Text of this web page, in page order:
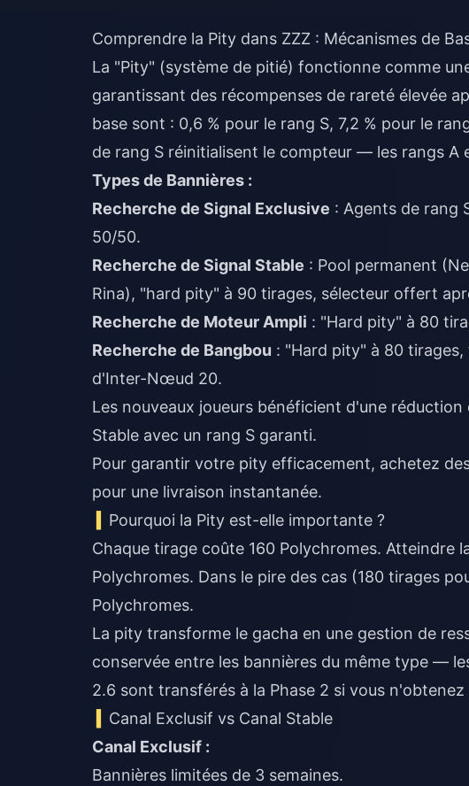
Comprendre la Pity dans ZZZ : Mécanismes de
La "Pity" (système de pitié) fonctionne comme
garantissant des récompenses de rareté élevée
base sont : 0,6 % pour le rang S, 7,2 % pour le
de rang S réinitialisent le compteur — les rangs
Types de Bannières :
Recherche de Signal Exclusive : Agents de rang
50/50.
Recherche de Signal Stable : Pool permanent
Rina), "hard pity" à 90 tirages, sélecteur offert
Recherche de Moteur Ampli : "Hard pity" à 80
Recherche de Bangbou : "Hard pity" à 80 tirages,
d'Inter-Nœud 20.
Les nouveaux joueurs bénéficient d'une
Stable avec un rang S garanti.
Pour garantir votre pity efficacement, achetez
pour une livraison instantanée.
Pourquoi la Pity est-elle importante ?
Chaque tirage coûte 160 Polychromes. Atteindre
Polychromes. Dans le pire des cas (180 tirages
Polychromes.
La pity transforme le gacha en une gestion de
conservée entre les bannières du même type —
2.6 sont transférés à la Phase 2 si vous n'obtenez
Canal Exclusif vs Canal Stable
Canal Exclusif :
Bannières limitées de 3 semaines.